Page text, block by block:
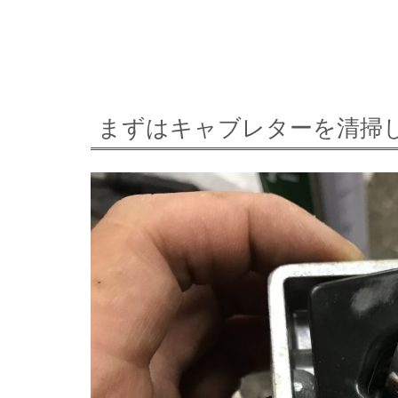
まずはキャブレターを清掃